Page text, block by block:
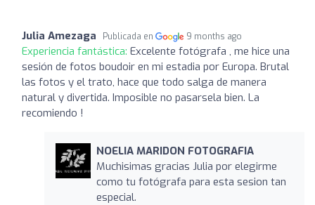
Julia Amezaga Publicada en 9 months ago
Experiencia fantástica: Excelente fotógrafa , me hice una
sesión de fotos boudoir en mi estadia por Europa. Brutal
las fotos y el trato, hace que todo salga de manera
natural y divertida. Imposible no pasarsela bien. La
recomiendo !
NOELIA MARIDON FOTOGRAFIA
Muchisimas gracias Julia por elegirme
como tu fotógrafa para esta sesion tan
especial.